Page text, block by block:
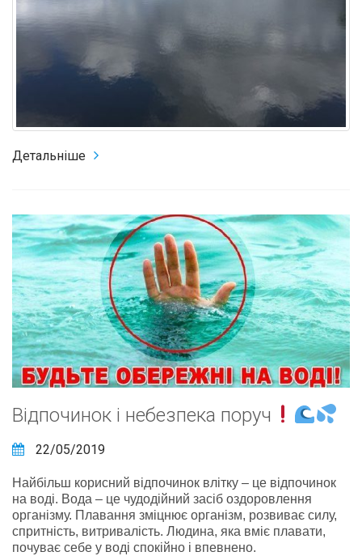
Детальніше
Відпочинок і небезпека поруч
22/05/2019
Найбільш корисний відпочинок влітку – це відпочинок
на воді. Вода – це чудодійний засіб оздоровлення
організму. Плавання зміцнює організм, розвиває силу,
спритність, витривалість. Людина, яка вміє плавати,
почуває себе у воді спокійно і впевнено.